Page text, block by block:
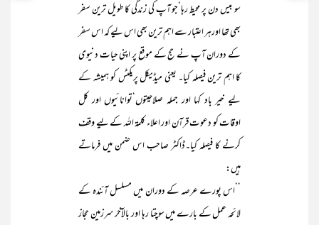
سو بیس دن پر محیط رہا‘جو آپ کی زندگی کا طویل ترین سفر
بھی تھا اورہر اعتبار سے اہم ترین بھی اس لیے کہ اس سفر
کے دوران آپ نے حج کے موقع پر اپنی حیات دنیوی
کا اہم ترین فیصلہ کیا۔ یعنی میڈیکل پریکٹس کو ہمیشہ کے
لیے خیر باد کہا اور جملہ صلاحیتوں‘توانائیوں اور کل
اوقات کو دعوت قرآن اور اعلاء کلمۃ اللہ کے لیے وقف
کرنے کا فیصلہ کیا۔ڈاکٹر صاحب اس ضمن میں فرماتے
ہیں:
’’اس پورے عرصہ کے دوران میں مسلسل آئندہ کے
لائحہ عمل کے بارے میں سوچتا رہا اور بالآخر سرزمین حجاز